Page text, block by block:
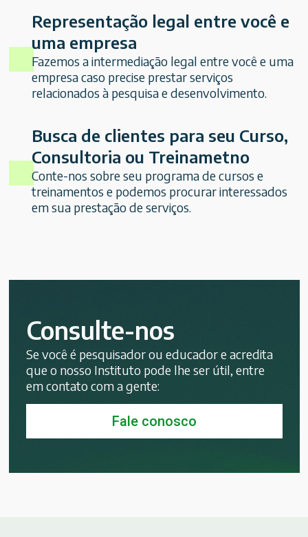
Representação legal entre você e
uma empresa
Fazemos a intermediação legal entre você e uma
empresa caso precise prestar serviços
relacionados à pesquisa e desenvolvimento.
Busca de clientes para seu Curso,
Consultoria ou Treinametno
Conte-nos sobre seu programa de cursos e
treinamentos e podemos procurar interessados
em sua prestação de serviços.
Consulte-nos
Se você é pesquisador ou educador e acredita
que o nosso Instituto pode lhe ser útil, entre
em contato com a gente:
Fale conosco